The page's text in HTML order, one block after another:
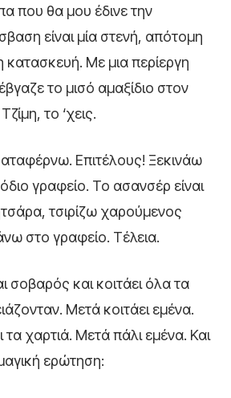
που θα μου έδινε την
είναι μία στενή, απότομη
κατασκευή. Με μια περίεργη
το μισό αμαξίδιο στον
το ‘χεις.
Επιτέλους! Ξεκινάω
γραφείο. Το ασανσέρ είναι
τσιρίζω χαρούμενος
στο γραφείο. Τέλεια.
σοβαρός και κοιτάει όλα τα
Μετά κοιτάει εμένα.
τα χαρτιά. Μετά πάλι εμένα. Και
ερώτηση: